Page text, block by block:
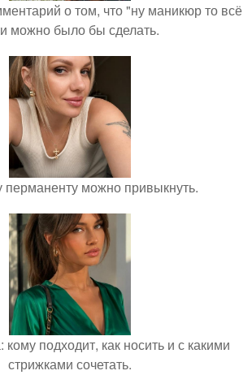
о том, что "ну маникюр то всё
можно было бы сделать.
перманенту можно привыкнуть.
подходит, как носить и с какими
стрижками сочетать.